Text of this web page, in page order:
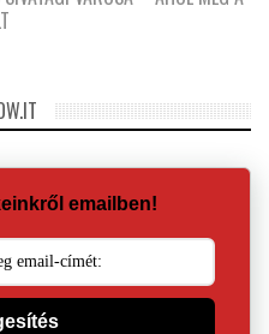
emailben!